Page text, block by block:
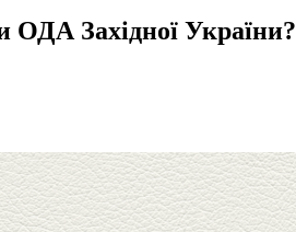
ОДА Західної України?